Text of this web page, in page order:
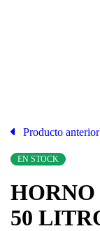
Producto anterior
EN STOCK
50